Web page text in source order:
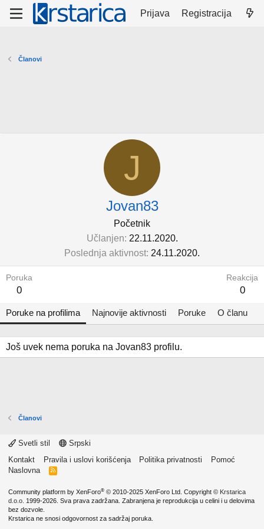
Prijava Registracija
Članovi
J
Jovan83
Početnik
Učlanjen 22.11.2020.
Poslednja aktivnost 24.11.2020.
Poruka
0
Reakcija
0
Poruke na profilima Najnovije aktivnosti Poruke O članu
Još uvek nema poruka na Jovan83 profilu.
Članovi
Svetli stil
Srpski
Kontakt
Pravila i uslovi korišćenja Politika privatnosti
Pomoć
Naslovna
R
Community platform by XenForo® © 2010-2025 XenForo Ltd. Copyright © Krstarica
d.o.o. 1999-2026. Sva prava zadržana. Zabranjena je reprodukcija u celini i u delovima
bez dozvole.
Krstarica ne snosi odgovornost za sadržaj poruka.